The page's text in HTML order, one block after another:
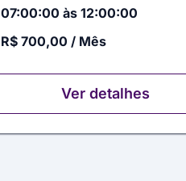
07:00:00 às 12:00:00
R$ 700,00 / Mês
Ver detalhes